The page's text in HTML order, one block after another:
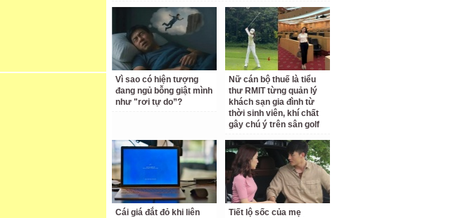
Vì sao có hiện tượng
đang ngủ bỗng giật mình
như "rơi tự do”?
Nữ cán bộ thuế là tiểu
thư RMIT từng quản lý
khách sạn gia đình từ
thời sinh viên, khí chất
gây chú ý trên sân golf
Cái giá đắt đỏ khi liên
Tiết lộ sốc của mẹ